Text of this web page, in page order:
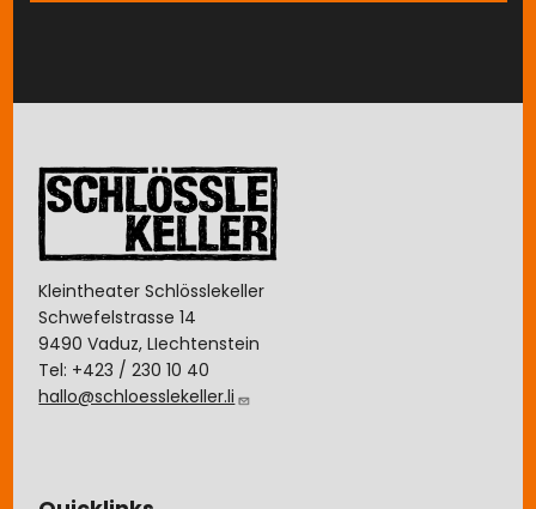
Image
Kleintheater Schlösslekeller
Schwefelstrasse 14
9490 Vaduz, LIechtenstein
Tel: +423 / 230 10 40
hallo@schloesslekeller.li